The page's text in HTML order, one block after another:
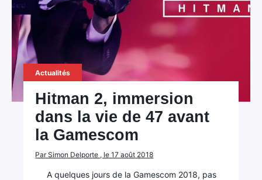
Actualités
Hitman 2, immersion
dans la vie de 47 avant
la Gamescom
Par Simon Delporte , le 17 août 2018
A quelques jours de la Gamescom 2018, pas